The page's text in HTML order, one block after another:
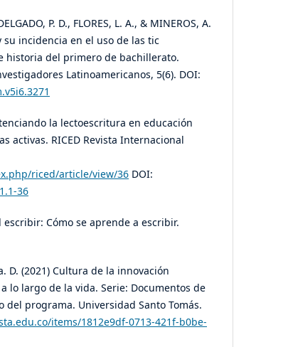
P. D., FLORES, L. A., & MINEROS, A.
su incidencia en el uso de las tic
historia del primero de bachillerato.
Latinoamericanos, 5(6). DOI:
la lectoescritura en educación
activas. RICED Revista Internacional
riced/article/view/36 DOI:
36
escribir: Cómo se aprende a escribir.
D. (2021) Cultura de la innovación
lo largo de la vida. Serie: Documentos de
del programa. Universidad Santo Tomás.
items/1812e9df-0713-421f-b0be-